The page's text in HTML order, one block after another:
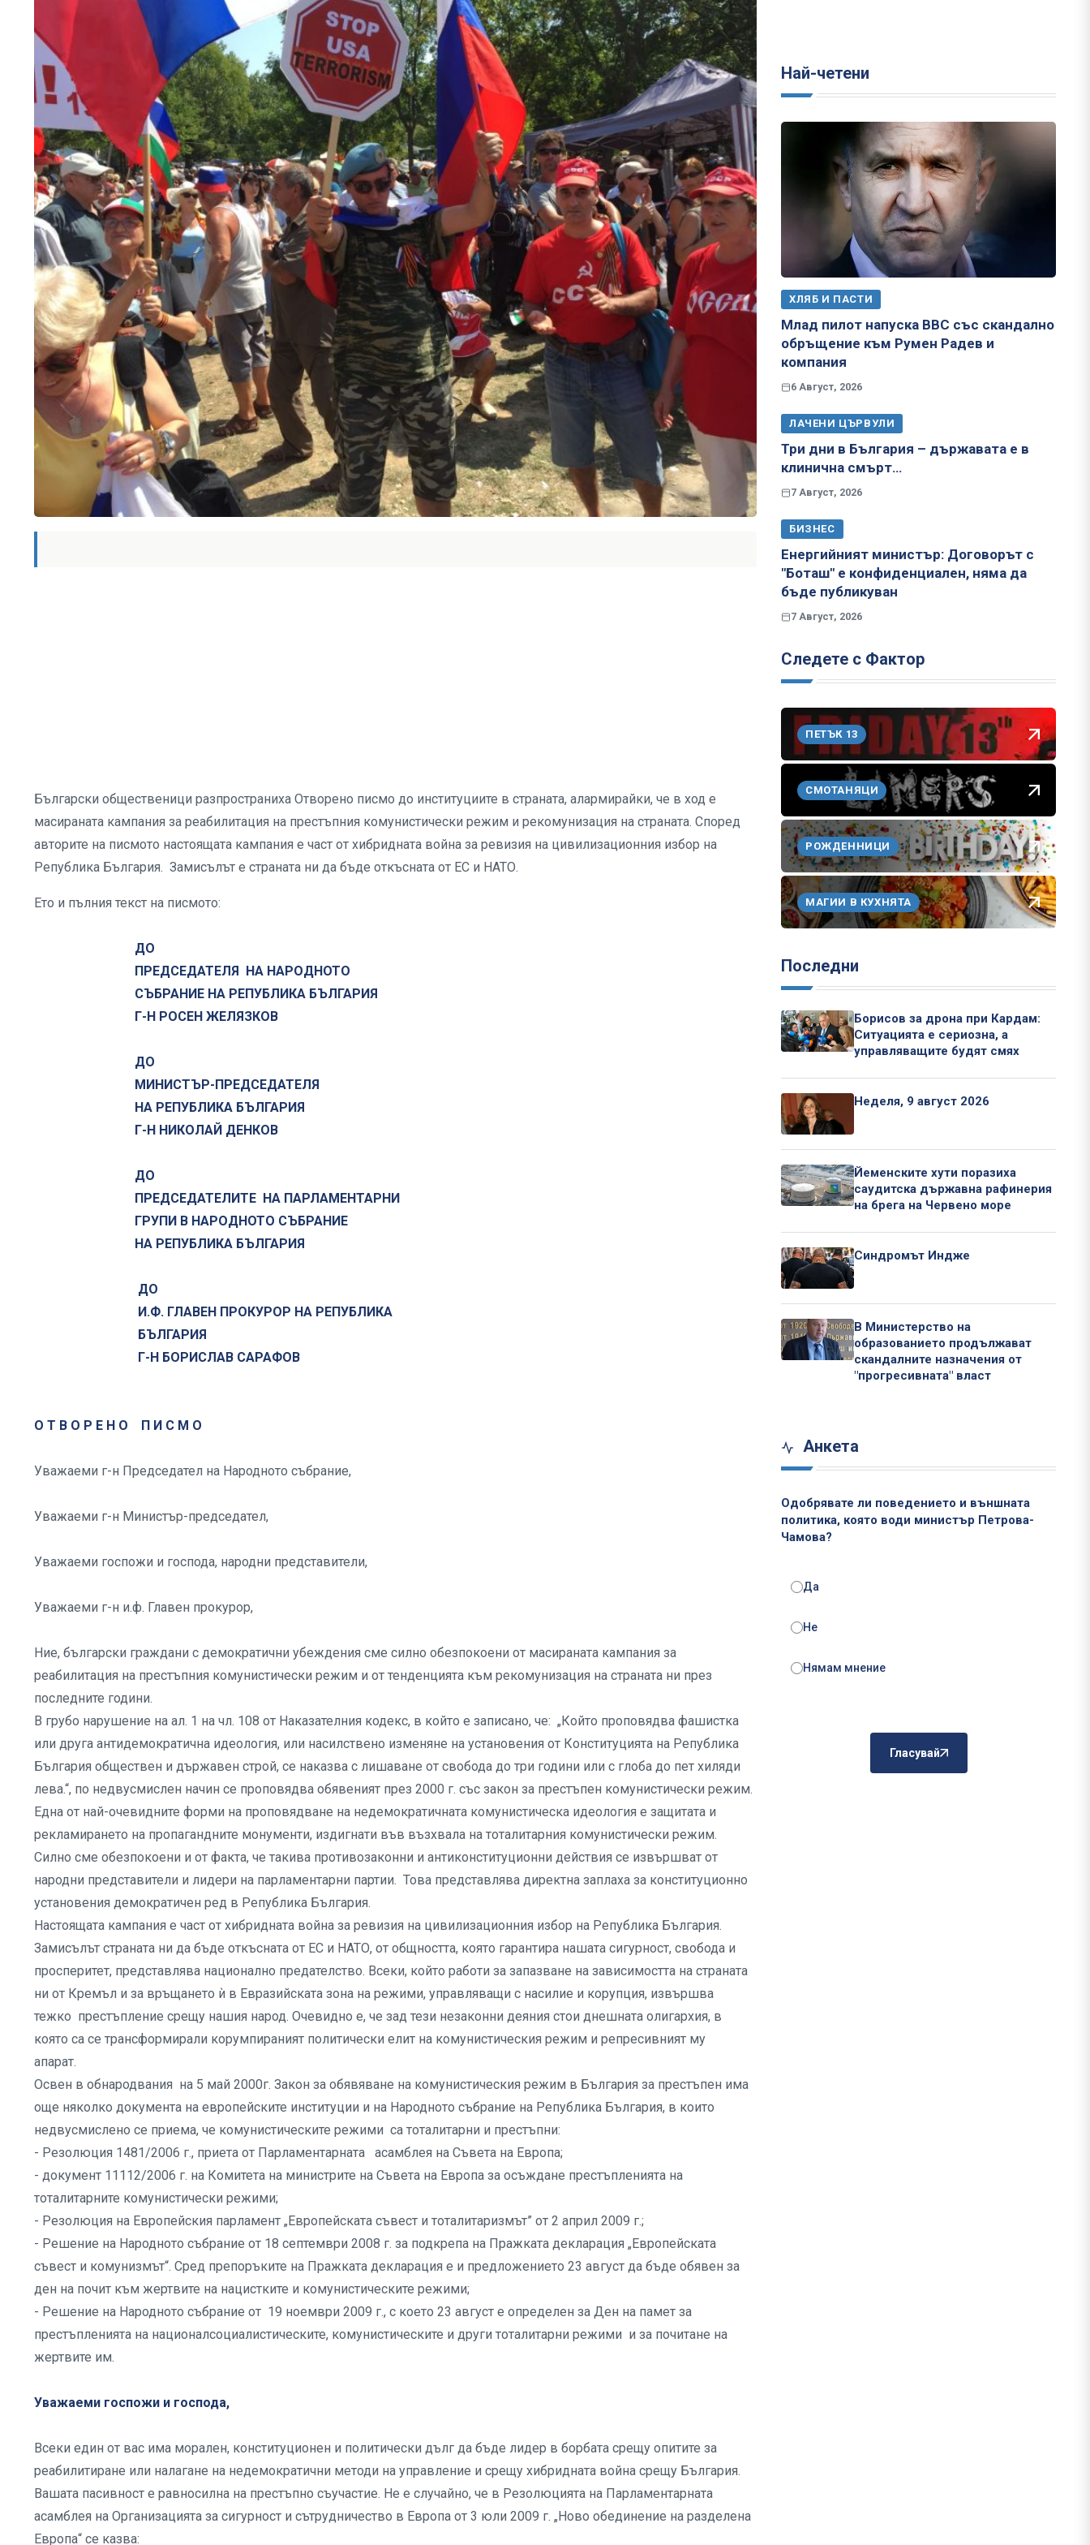
Български общественици разпространиха Отворено писмо до институциите в страната, алармирайки, че в ход е
масираната кампания за реабилитация на престъпния комунистически режим и рекомунизация на страната. Според
авторите на писмото настоящата кампания е част от хибридната война за ревизия на цивилизационния избор на
Република България. Замисълът е страната ни да бъде откъсната от ЕС и НАТО.
Ето и пълния текст на писмото:
ДO
ПРЕДСЕДАТЕЛЯ НА НАРОДНОТО
СЪБРАНИЕ НА РЕПУБЛИКА БЪЛГАРИЯ
Г-Н РОСЕН ЖЕЛЯЗКОВ
ДО
МИНИСТЪР-ПРЕДСЕДАТЕЛЯ
НА РЕПУБЛИКА БЪЛГАРИЯ
Г-Н НИКОЛАЙ ДЕНКОВ
ДО
ПРЕДСЕДАТЕЛИТЕ НА ПАРЛАМЕНТАРНИ
ГРУПИ В НАРОДНОТО СЪБРАНИЕ
НА РЕПУБЛИКА БЪЛГАРИЯ
ДО
И.Ф. ГЛАВЕН ПРОКУРОР НА РЕПУБЛИКА
БЪЛГАРИЯ
Г-Н БОРИСЛАВ САРАФОВ
О Т В О Р Е Н О П И С М О
Уважаеми г-н Председател на Народното събрание,
Уважаеми г-н Министър-председател,
Уважаеми госпожи и господа, народни представители,
Уважаеми г-н и.ф. Главен прокурор,
Ние, български граждани с демократични убеждения сме силно обезпокоени от масираната кампания за
реабилитация на престъпния комунистически режим и от тенденцията към рекомунизация на страната ни през
последните години.
В грубо нарушение на ал. 1 на чл. 108 от Наказателния кодекс, в който е записано, че: „Който проповядва фашистка
или друга антидемократична идеология, или насилствено изменяне на установения от Конституцията на Република
България обществен и държавен строй, се наказва с лишаване от свобода до три години или с глоба до пет хиляди
лева.“, по недвусмислен начин се проповядва обявеният през 2000 г. със закон за престъпен комунистически режим.
Една от най-очевидните форми на проповядване на недемократичната комунистическа идеология е защитата и
рекламирането на пропагандните монументи, издигнати във възхвала на тоталитарния комунистически режим.
Силно сме обезпокоени и от факта, че такива противозаконни и антиконституционни действия се извършват от
народни представители и лидери на парламентарни партии. Това представлява директна заплаха за конституционно
установения демократичен ред в Република България.
Настоящата кампания е част от хибридната война за ревизия на цивилизационния избор на Република България.
Замисълът страната ни да бъде откъсната от ЕС и НАТО, от общността, която гарантира нашата сигурност, свобода и
просперитет, представлява национално предателство. Всеки, който работи за запазване на зависимостта на страната
ни от Кремъл и за връщането ѝ в Евразийската зона на режими, управляващи с насилие и корупция, извършва
тежко престъпление срещу нашия народ. Очевидно е, че зад тези незаконни деяния стои днешната олигархия, в
която са се трансформирали корумпираният политически елит на комунистическия режим и репресивният му
апарат.
Освен в обнародвания на 5 май 2000г. Закон за обявяване на комунистическия режим в България за престъпен има
още няколко документа на европейските институции и на Народното събрание на Република България, в които
недвусмислено се приема, че комунистическите режими са тоталитарни и престъпни:
- Резолюция 1481/2006 г., приета от Парламентарната асамблея на Съвета на Европа;
- документ 11112/2006 г. на Комитета на министрите на Съвета на Европа за осъждане престъпленията на
тоталитарните комунистически режими;
- Резолюция на Европейския парламент „Европейската съвест и тоталитаризмът” от 2 април 2009 г.;
- Решение на Народното събрание от 18 септември 2008 г. за подкрепа на Пражката декларация „Европейската
съвест и комунизмът“. Сред препоръките на Пражката декларация е и предложението 23 август да бъде обявен за
ден на почит към жертвите на нацистките и комунистическите режими;
- Решение на Народното събрание от 19 ноември 2009 г., с което 23 август е определен за Ден на памет за
престъпленията на националсоциалистическите, комунистическите и други тоталитарни режими и за почитане на
жертвите им.
Уважаеми госпожи и господа,
Всеки един от вас има морален, конституционен и политически дълг да бъде лидер в борбата срещу опитите за
реабилитиране или налагане на недемократични методи на управление и срещу хибридната война срещу България.
Вашата пасивност е равносилна на престъпно съучастие. Не е случайно, че в Резолюцията на Парламентарната
асамблея на Организацията за сигурност и сътрудничество в Европа от 3 юли 2009 г. „Ново обединение на разделена
Европа“ се казва:
Най-четени
ХЛЯБ И ПАСТИ
Млад пилот напуска ВВС със скандално
обръщение към Румен Радев и
компания
6 Август, 2026
ЛАЧЕНИ ЦЪРВУЛИ
Три дни в България – държавата е в
клинична смърт…
7 Август, 2026
БИЗНЕС
Енергийният министър: Договорът с
"Боташ" е конфиденциален, няма да
бъде публикуван
7 Август, 2026
Следете с Фактор
ПЕТЪК 13
СМОТАНЯЦИ
РОЖДЕННИЦИ
МАГИИ В КУХНЯТА
Последни
Борисов за дрона при Кардам:
Ситуацията е сериозна, а
управляващите будят смях
Неделя, 9 август 2026
Йеменските хути поразиха
саудитска държавна рафинерия
на брега на Червено море
Синдромът Индже
В Министерство на
образованието продължават
скандалните назначения от
"прогресивната" власт
Анкета
Одобрявате ли поведението и външната
политика, която води министър Петрова-
Чамова?
Да
Не
Нямам мнение
Гласувай